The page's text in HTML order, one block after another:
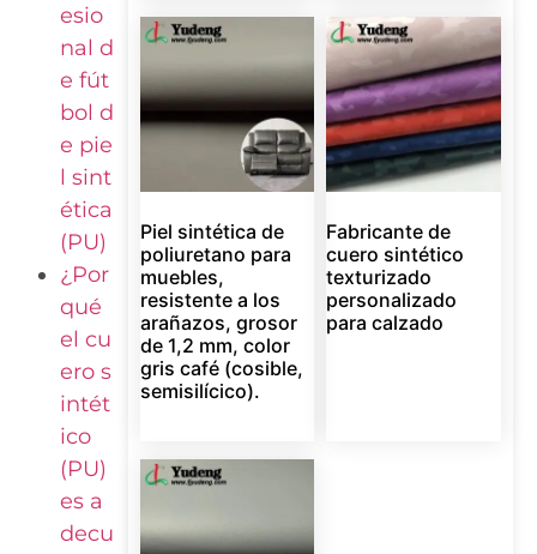
esio
nal d
e fút
bol d
e pie
l sint
ética
(PU)
¿Por
qué
el cu
ero s
intét
ico
(PU)
es a
decu
Piel sintética de
poliuretano para
muebles,
resistente a los
arañazos, grosor
de 1,2 mm, color
gris café (cosible,
semisilícico).
Fabricante de
cuero sintético
texturizado
personalizado
para calzado